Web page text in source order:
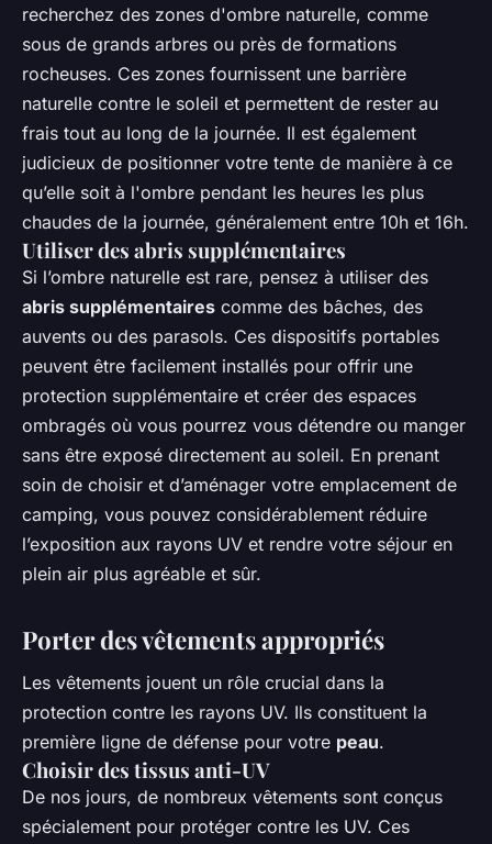
recherchez des zones d'ombre naturelle, comme
sous de grands arbres ou près de formations
rocheuses. Ces zones fournissent une barrière
naturelle contre le soleil et permettent de rester au
frais tout au long de la journée. Il est également
judicieux de positionner votre tente de manière à ce
qu’elle soit à l'ombre pendant les heures les plus
chaudes de la journée, généralement entre 10h et 16h.
Utiliser des abris supplémentaires
Si l’ombre naturelle est rare, pensez à utiliser des
abris supplémentaires comme des bâches, des
auvents ou des parasols. Ces dispositifs portables
peuvent être facilement installés pour offrir une
protection supplémentaire et créer des espaces
ombragés où vous pourrez vous détendre ou manger
sans être exposé directement au soleil. En prenant
soin de choisir et d’aménager votre emplacement de
camping, vous pouvez considérablement réduire
l’exposition aux rayons UV et rendre votre séjour en
plein air plus agréable et sûr.
Porter des vêtements appropriés
Les vêtements jouent un rôle crucial dans la
protection contre les rayons UV. Ils constituent la
première ligne de défense pour votre peau.
Choisir des tissus anti-UV
De nos jours, de nombreux vêtements sont conçus
spécialement pour protéger contre les UV. Ces